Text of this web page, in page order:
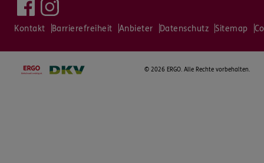
Kontakt Barrierefreiheit Anbieter Datenschutz Sitemap
© 2026 ERGO. Alle Rechte vorbehalten.